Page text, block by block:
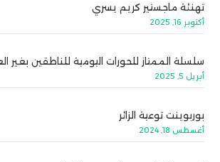
تهنئة ماجستير كريم يسري
أكتوبر 16, 2025
سلسلة الممتاز للحورات اليومية للناطقين بغير
أبريل 5, 2025
بوربوينت توعية الزائر
أغسطس 18, 2024